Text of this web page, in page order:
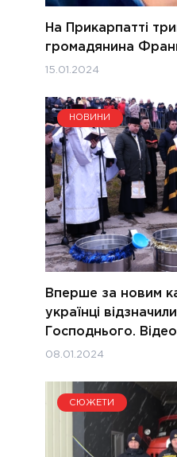
На Прикарпатті
громадянина
15.01.2024
НОВИНИ
Вперше за новим
українці
Господнього. Відео
08.01.2024
СЮЖЕТИ